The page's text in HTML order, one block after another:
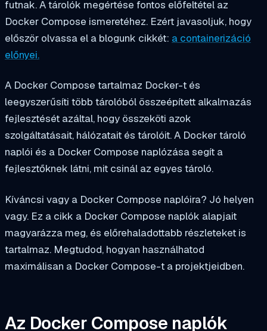
futnak. A tárolók megértése fontos előfeltétel az
Docker Compose ismeretéhez. Ezért javasoljuk, hogy
először olvassa el a blogunk cikkét: a containerizáció
előnyei.
A Docker Compose tartalmaz Docker-t és
leegyszerűsíti több tárolóból összeépített alkalmazás
fejlesztését azáltal, hogy összeköti azok
szolgáltatásait, hálózatait és tárolóit. A Docker tároló
naplói és a Docker Compose naplózása segít a
fejlesztőknek látni, mit csinál az egyes tároló.
Kíváncsi vagy a Docker Compose naplóira? Jó helyen
vagy. Ez a cikk a Docker Compose naplók alapjait
magyarázza meg, és előrehaladottabb részleteket is
tartalmaz. Megtudod, hogyan használhatod
maximálisan a Docker Compose-t a projektjeidben.
Az Docker Compose naplók